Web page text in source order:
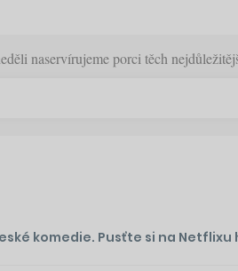
naservírujeme porci těch
komedie. Pusťte si na